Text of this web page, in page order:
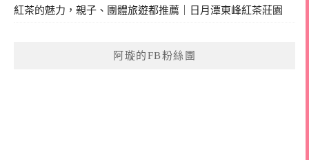
紅茶的魅力，親子、團體旅遊都推薦｜日月潭東峰紅茶莊園
阿璇的FB粉絲團